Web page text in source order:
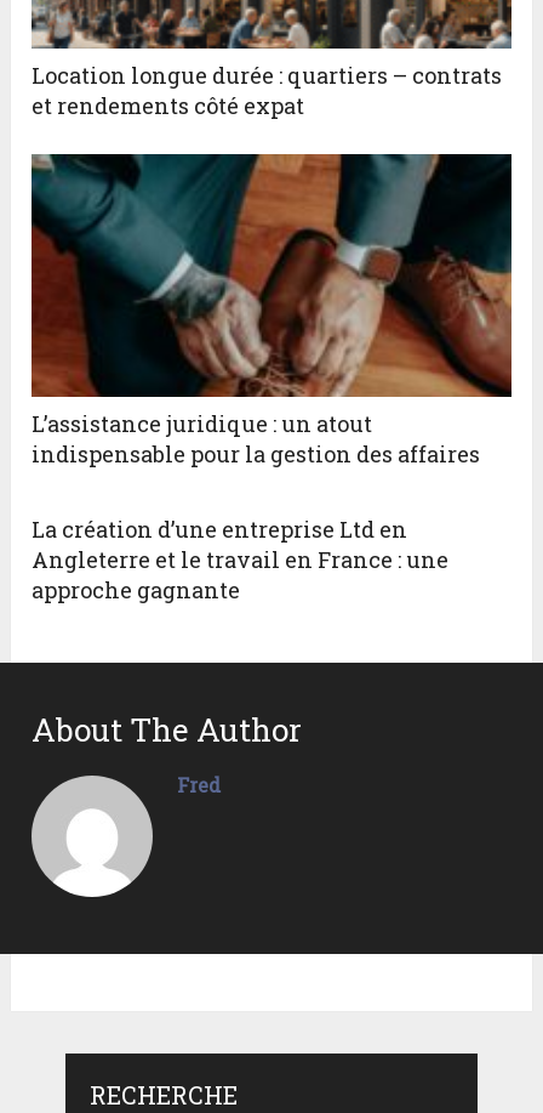
Location longue durée : quartiers – contrats
et rendements côté expat
L’assistance juridique : un atout
indispensable pour la gestion des affaires
La création d’une entreprise Ltd en
Angleterre et le travail en France : une
approche gagnante
About The Author
Fred
RECHERCHE